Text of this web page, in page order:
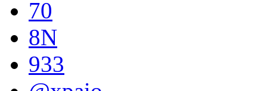
70
8N
933